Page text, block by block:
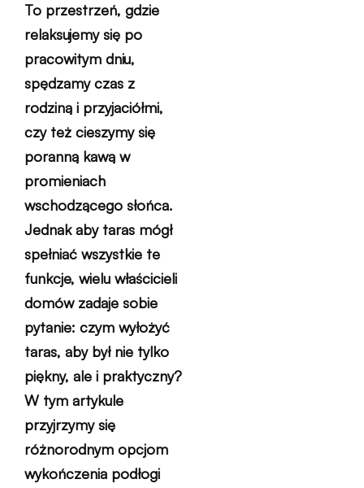
To przestrzeń, gdzie
relaksujemy się po
pracowitym dniu,
spędzamy czas z
rodziną i przyjaciółmi,
czy też cieszymy się
poranną kawą w
promieniach
wschodzącego słońca.
Jednak aby taras mógł
spełniać wszystkie te
funkcje, wielu właścicieli
domów zadaje sobie
pytanie: czym wyłożyć
taras, aby był nie tylko
piękny, ale i praktyczny?
W tym artykule
przyjrzymy się
różnorodnym opcjom
wykończenia podłogi